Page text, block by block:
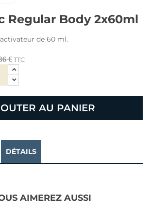
Regular Body 2x60ml
de 60 ml.
€TTC
AU PANIER
DÉTAILS
AIMEREZ AUSSI